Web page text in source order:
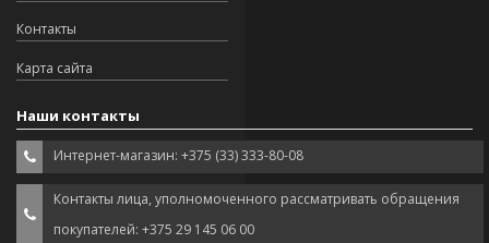
Контакты
Карта сайта
Наши контакты
Интернет-магазин: +375 (33) 333-80-08
Контакты лица, уполномоченного рассматривать обращения
покупателей: +375 29 145 06 00